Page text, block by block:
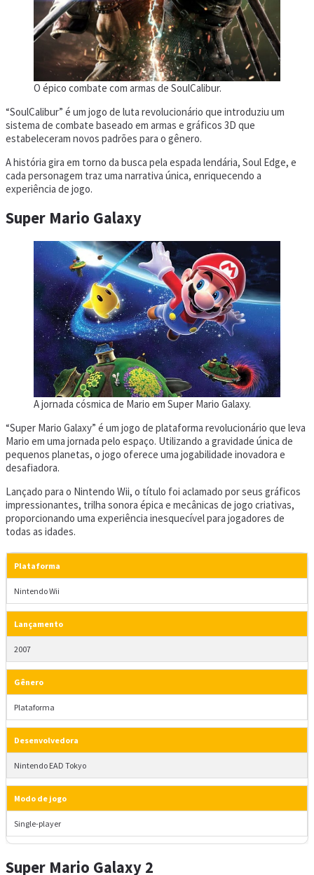
O épico combate com armas de SoulCalibur.
“SoulCalibur” é um jogo de luta revolucionário que introduziu um
sistema de combate baseado em armas e gráficos 3D que
estabeleceram novos padrões para o gênero.
A história gira em torno da busca pela espada lendária, Soul Edge, e
cada personagem traz uma narrativa única, enriquecendo a
experiência de jogo.
Super Mario Galaxy
A jornada cósmica de Mario em Super Mario Galaxy.
“Super Mario Galaxy” é um jogo de plataforma revolucionário que leva
Mario em uma jornada pelo espaço. Utilizando a gravidade única de
pequenos planetas, o jogo oferece uma jogabilidade inovadora e
desafiadora.
Lançado para o Nintendo Wii, o título foi aclamado por seus gráficos
impressionantes, trilha sonora épica e mecânicas de jogo criativas,
proporcionando uma experiência inesquecível para jogadores de
todas as idades.
Plataforma
Nintendo Wii
Lançamento
2007
Gênero
Plataforma
Desenvolvedora
Nintendo EAD Tokyo
Modo de jogo
Single-player
Super Mario Galaxy 2